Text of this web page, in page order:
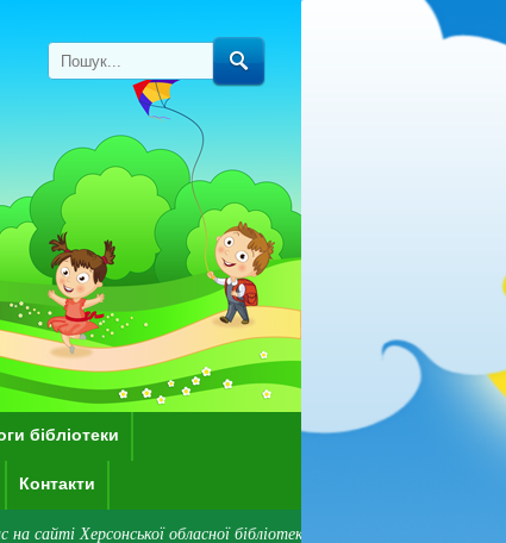
бібліотеки
Контакти
обласної бібліотеки для дітей імені Дніпрової Чайки!